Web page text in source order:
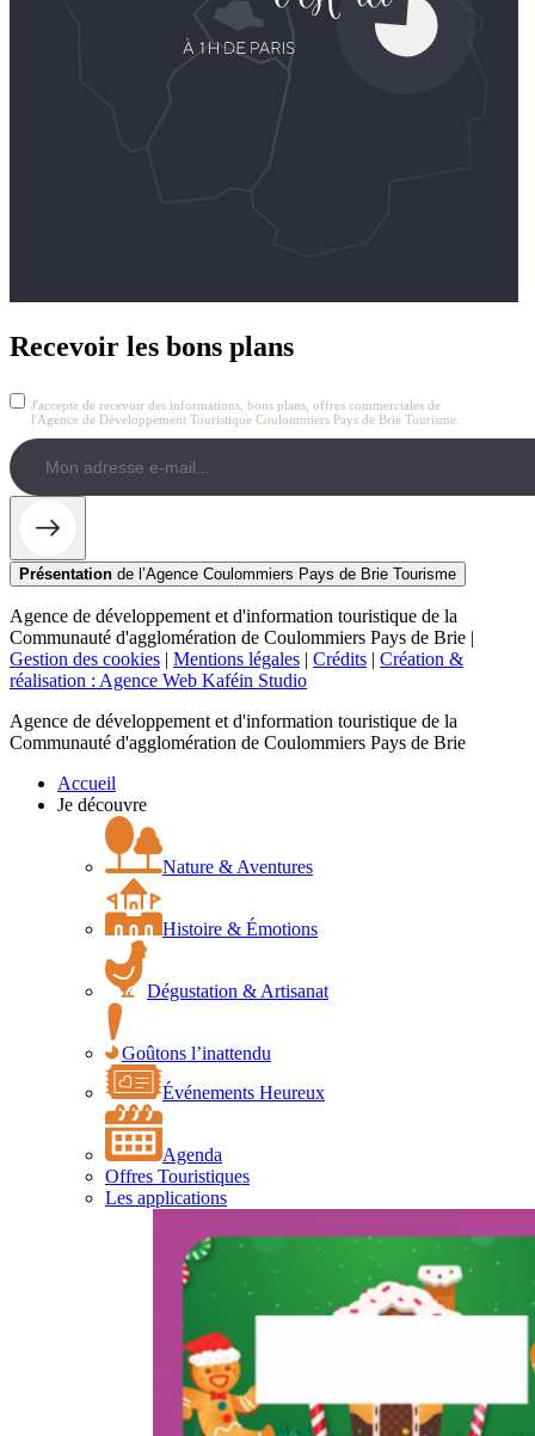
Recevoir les bons plans
J'accepte de recevoir des informations, bons plans, offres commerciales de
l'Agence de Développement Touristique Coulommiers Pays de Brie Tourisme.
Présentation de l’Agence Coulommiers Pays de Brie Tourisme
Agence de développement et d'information touristique de la
Communauté d'agglomération de Coulommiers Pays de Brie |
Gestion des cookies
Mentions légales Crédits
Création &
réalisation : Agence Web Kaféin Studio
Agence de développement et d'information touristique de la
Communauté d'agglomération de Coulommiers Pays de Brie
Accueil
Je découvre
Nature & Aventures
Histoire & Émotions
Dégustation & Artisanat
Goûtons l’inattendu
Événements Heureux
Agenda
Offres Touristiques
Les applications